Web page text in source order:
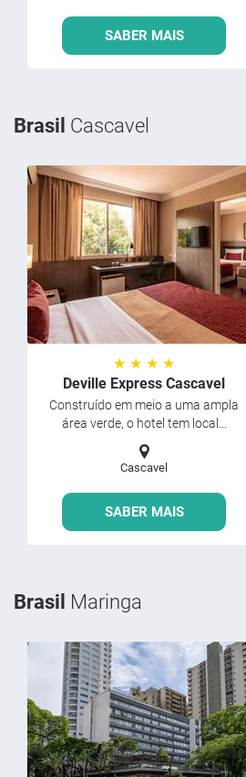
SABER MAIS
Brasil Cascavel
★ ★ ★ ★
Deville Express Cascavel
Construído em meio a uma ampla
área verde, o hotel tem local...
Cascavel
SABER MAIS
Brasil Maringa